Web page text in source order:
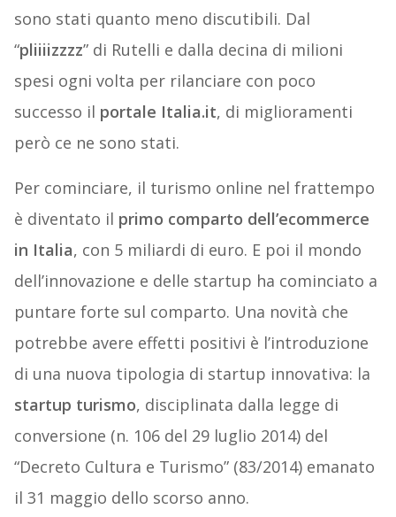
sono stati quanto meno discutibili. Dal
“pliiiizzzz” di Rutelli e dalla decina di milioni
spesi ogni volta per rilanciare con poco
successo il portale Italia.it, di miglioramenti
però ce ne sono stati.
Per cominciare, il turismo online nel frattempo
è diventato il primo comparto dell’ecommerce
in Italia, con 5 miliardi di euro. E poi il mondo
dell’innovazione e delle startup ha cominciato a
puntare forte sul comparto. Una novità che
potrebbe avere effetti positivi è l’introduzione
di una nuova tipologia di startup innovativa: la
startup turismo, disciplinata dalla legge di
conversione (n. 106 del 29 luglio 2014) del
“Decreto Cultura e Turismo” (83/2014) emanato
il 31 maggio dello scorso anno.